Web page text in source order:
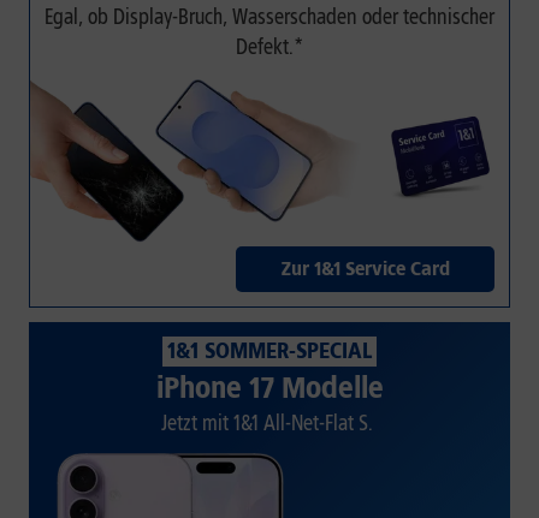
Egal, ob Display-Bruch, Wasserschaden oder technischer
Defekt.*
Zur 1&1 Service Card
1&1 SOMMER-SPECIAL
iPhone 17 Modelle
Jetzt mit 1&1 All-Net-Flat S.